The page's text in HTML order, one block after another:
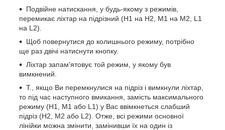
Подвійне натискання, у будь-якому з режимів,
перемикає ліхтар на підрізний (H1 на H2, M1 на M2, L1
на L2).
Щоб повернутися до колишнього режиму, потрібно
ще раз двічі натиснути кнопку.
Ліхтар запам'ятовує той режим, у якому був
вимкнений.
Т., якщо Ви перемкнулися на підріз і вимкнули ліхтар,
то під час наступного вмикання, замість максимального
режиму (H1, M1 або L1) у Вас ввімкнеться слабший
підріз (H2, M2 або L2). Отже, всі режими основної
лінійки можна змінити, замінивши їх на один із